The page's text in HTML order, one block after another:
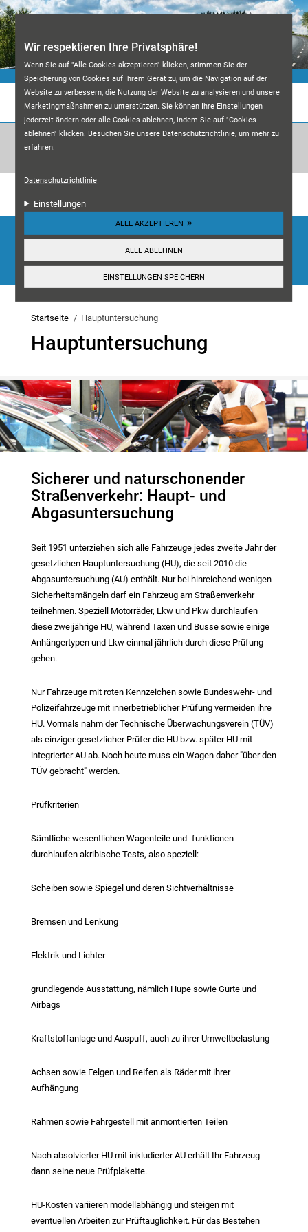
Wir respektieren Ihre Privatsphäre!
Wenn Sie auf "Alle Cookies akzeptieren" klicken, stimmen Sie der
Speicherung von Cookies auf Ihrem Gerät zu, um die Navigation auf der
Website zu verbessern, die Nutzung der Website zu analysieren und unsere
Marketingmaßnahmen zu unterstützen. Sie können Ihre Einstellungen
jederzeit ändern oder alle Cookies ablehnen, indem Sie auf "Cookies
ablehnen" klicken. Besuchen Sie unsere Datenschutzrichtlinie, um mehr zu
erfahren.
Datenschutzrichtlinie
Einstellungen
ALLE AKZEPTIEREN
ALLE ABLEHNEN
EINSTELLUNGEN SPEICHERN
Direkt zum Inhalt
KFZ-MEISTERWERKSTATT M&A
Unsere Kundenbewertungen:
Navigation☰
Startseite Hauptuntersuchung
Hauptuntersuchung
Sicherer und naturschonender
Straßenverkehr: Haupt- und
Abgasuntersuchung
Seit 1951 unterziehen sich alle Fahrzeuge jedes zweite Jahr der
gesetzlichen Hauptuntersuchung (HU), die seit 2010 die
Abgasuntersuchung (AU) enthält. Nur bei hinreichend wenigen
Sicherheitsmängeln darf ein Fahrzeug am Straßenverkehr
teilnehmen. Speziell Motorräder, Lkw und Pkw durchlaufen
diese zweijährige HU, während Taxen und Busse sowie einige
Anhängertypen und Lkw einmal jährlich durch diese Prüfung
gehen.
Nur Fahrzeuge mit roten Kennzeichen sowie Bundeswehr- und
Polizeifahrzeuge mit innerbetrieblicher Prüfung vermeiden ihre
HU. Vormals nahm der Technische Überwachungsverein (TÜV)
als einziger gesetzlicher Prüfer die HU bzw. später HU mit
integrierter AU ab. Noch heute muss ein Wagen daher "über den
TÜV gebracht" werden.
Prüfkriterien
Sämtliche wesentlichen Wagenteile und -funktionen
durchlaufen akribische Tests, also speziell:
Scheiben sowie Spiegel und deren Sichtverhältnisse
Bremsen und Lenkung
Elektrik und Lichter
grundlegende Ausstattung, nämlich Hupe sowie Gurte und
Airbags
Kraftstoffanlage und Auspuff, auch zu ihrer Umweltbelastung
Achsen sowie Felgen und Reifen als Räder mit ihrer
Aufhängung
Rahmen sowie Fahrgestell mit anmontierten Teilen
Nach absolvierter HU mit inkludierter AU erhält Ihr Fahrzeug
dann seine neue Prüfplakette.
HU-Kosten variieren modellabhängig und steigen mit
eventuellen Arbeiten zur Prüftauglichkeit. Für das Bestehen